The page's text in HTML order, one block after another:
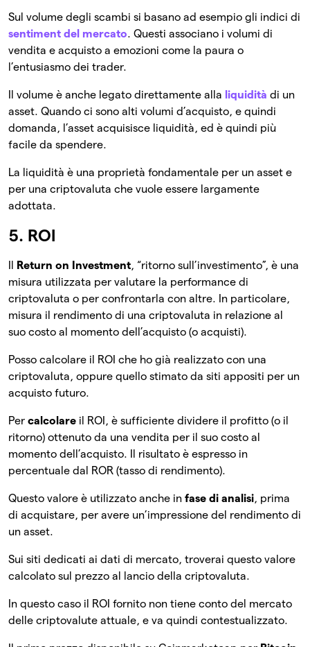
Sul volume degli scambi si basano ad esempio gli indici di
sentiment del mercato. Questi associano i volumi di
vendita e acquisto a emozioni come la paura o
l’entusiasmo dei trader.
Il volume è anche legato direttamente alla liquidità di un
asset. Quando ci sono alti volumi d’acquisto, e quindi
domanda, l’asset acquisisce liquidità, ed è quindi più
facile da spendere.
La liquidità è una proprietà fondamentale per un asset e
per una criptovaluta che vuole essere largamente
adottata.
5. ROI
Return on Investment, “ritorno sull’investimento”, è una
misura utilizzata per valutare la performance di
criptovaluta o per confrontarla con altre. In particolare,
misura il rendimento di una criptovaluta in relazione al
suo costo al momento dell’acquisto (o acquisti).
Posso calcolare il ROI che ho già realizzato con una
criptovaluta, oppure quello stimato da siti appositi per un
acquisto futuro.
Per calcolare il ROI, è sufficiente dividere il profitto (o il
ritorno) ottenuto da una vendita per il suo costo al
momento dell’acquisto. Il risultato è espresso in
percentuale dal ROR (tasso di rendimento).
Questo valore è utilizzato anche in fase di analisi, prima
di acquistare, per avere un’impressione del rendimento di
un asset.
Sui siti dedicati ai dati di mercato, troverai questo valore
calcolato sul prezzo al lancio della criptovaluta.
In questo caso il ROI fornito non tiene conto del mercato
delle criptovalute attuale, e va quindi contestualizzato.